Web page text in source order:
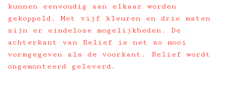
kunnen eenvoudig aan elkaar worden
gekoppeld. Met vijf kleuren en drie maten
zijn er eindeloze mogelijkheden. De
achterkant van Relief is net zo mooi
vormgegeven als de voorkant. Relief wordt
ongemonteerd geleverd.